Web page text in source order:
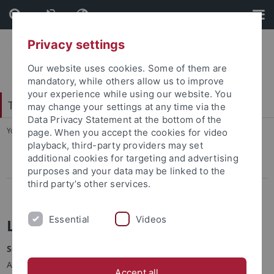
Skip
to
content
Skip
to
footer
Tübingen School of Education (TüSE)
You are here: Startseite ... Lehr:Transfer
Lehr:Transfer für Schulen
Lehr:Transfer für Lehramtsstudierende
Lehr:Transfer
Schule ist viel mehr als Unterrichten!
Arbeitsgemeinschaften, Förderunterricht, (Mittags-)Pause,
Privacy settings
Our website uses cookies. Some of them are
mandatory, while others allow us to improve
your experience while using our website. You
may change your settings at any time via the
Data Privacy Statement at the bottom of the
page. When you accept the cookies for video
playback, third-party providers may set
additional cookies for targeting and advertising
purposes and your data may be linked to the
third party’s other services.
Essential Videos